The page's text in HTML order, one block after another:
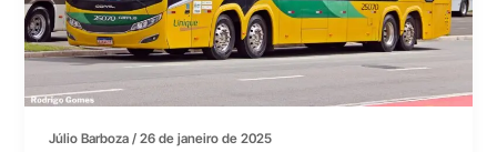
Júlio Barboza/26 de janeiro de 2025